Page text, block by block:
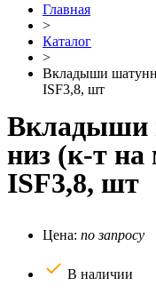
Главная
>
Каталог
>
Вкладыши
ISF3,8, шт
Вкладыши
низ (к-т
ISF3,8, шт
Цена: по запросу
В наличии